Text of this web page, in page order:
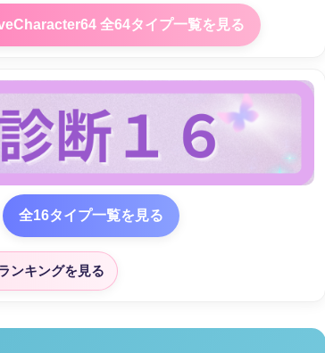
全64タイプ一覧を見る
全16タイプ一覧を見る
ンキングを見る